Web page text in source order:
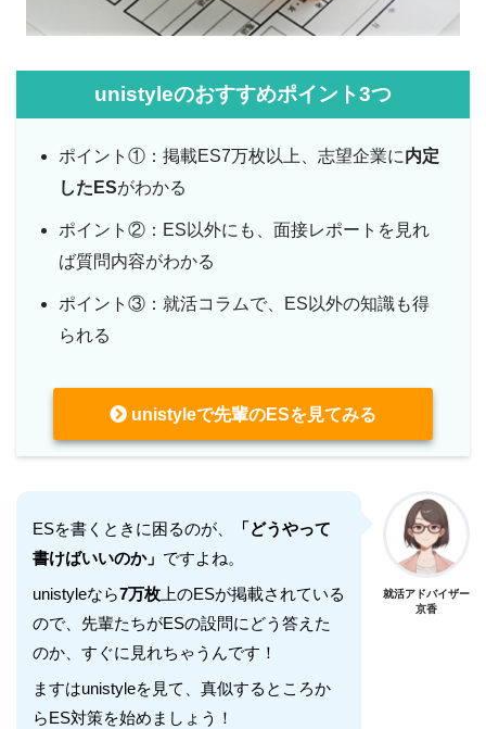
unistyleのおすすめポイント3つ
ポイント①：掲載ES7万枚以上、志望企業に内定
したESがわかる
ポイント②：ES以外にも、面接レポートを見れ
ば質問内容がわかる
ポイント③：就活コラムで、ES以外の知識も得
られる
unistyleで先輩のESを見てみる
ESを書くときに困るのが、
「どうやって
書けばいいのか」 ですよね。
unistyleなら7万枚上のESが掲載されている
ので、先輩たちがESの設問にどう答えた
のか、すぐに見れちゃうんです！
ますはunistyleを見て、真似するところか
らES対策を始めましょう！
就活アドバイザー
京香